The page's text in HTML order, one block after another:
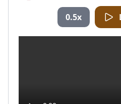
0.5x